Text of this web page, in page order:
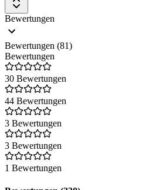
Sistrix Funktionen & Eigenschaften
✓ Cloudbasierte SaaS-Lösung
One-Tool ✓ Rank-Monitoring &
Recherche ✓ Content-Erstellung und
Technische Analysen (Crawling) ✓
Offpage-Optimierung ✓
Bewertungen
Bewertungen (81)
Bewertungen
30 Bewertungen
44 Bewertungen
3 Bewertungen
3 Bewertungen
1 Bewertungen